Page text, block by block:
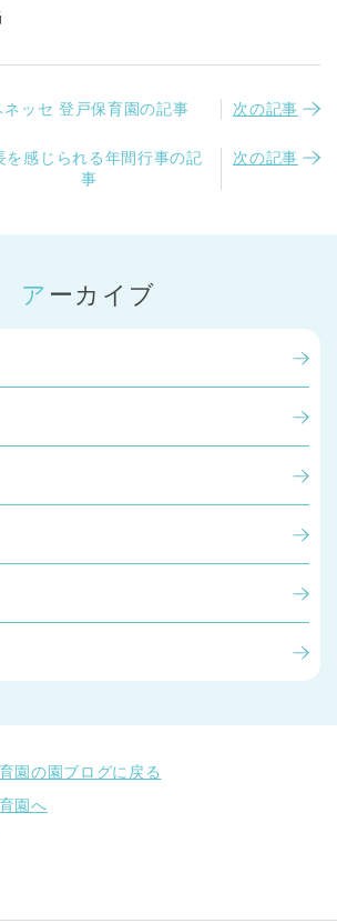
ネッセ 登戸保育園の記事 次の記事
を感じられる年間行事の記
事
次の記事
アーカイブ
園の園ブログに戻る
園へ